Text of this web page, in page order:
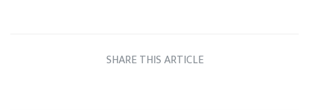
SHARE THIS ARTICLE